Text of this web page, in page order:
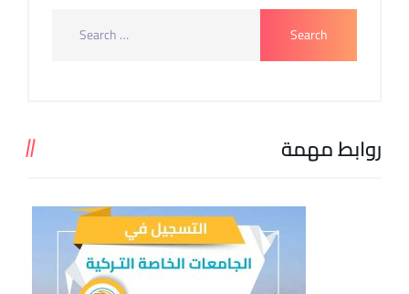
روابط مهمة